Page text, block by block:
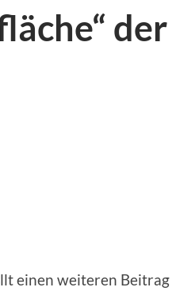
der
einen weiteren Beitrag